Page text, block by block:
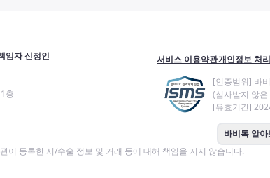
임자 신정인
층
서비스 이용약관개인정보 처
[인증범위] 바
(심사받지 않
[유효기간]
바비톡 알아
이 등록한 시/수술 정보 및 거래 등에 대해 책임을 지지 않습니다.